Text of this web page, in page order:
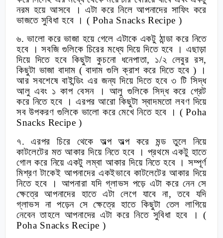
নরম হয়ে আসবে । এটা করে নিলে আপনাদের সাফিং করে
ভাজতে সুবিধা হবে । ( Poha Snacks Recipe )
৬. ভালো করে ভাজা হয়ে গেলে এটাকে একটু ঠান্ডা করে নিতে
হবে । সবজি গুলিকে চিরের মধ্যে দিয়ে দিতে হবে । এছাড়া
দিয়ে দিতে হবে কিছুটা কুচনো ধনেপাতা, ১/২ লেবুর রস,
কিছুটা ভাজা বাদাম ( বাদাম গুলি ক্রাশ করে দিতে হবে ) ।
আর সবশেষে বাইন্ডিং এর জন্য দিয়ে দিতে হবে ৩ টি সিদ্ধ
আলু এবং ১ কাপ বেসন । আলু গুলিকে সিদ্ধ করে গ্রেট
করে নিতে হবে । এরপর আরো কিছুটা স্বাদমতো লবণ দিয়ে
সব উপকরণ গুলিকে ভালো করে মেখে নিতে হবে । ( Poha
Snacks Recipe )
৭. এরপর চিরে থেকে অল্প অল্প করে মন্ড তুলে নিয়ে
কাটলেটের মত আকার দিয়ে নিতে হবে । প্রথমে একটু হাতে
গোল করে নিয়ে একটু লম্বা আকার দিয়ে নিতে হবে । সম্পূর্ণ
মিশ্রণ টাকেই আপনাদের একইভাবে কাটলেটের আকার দিয়ে
নিতে হবে । আপনারা যদি গ্লাভস পড়ে এটা করে নেন সে
ক্ষেত্রে আপনাদের হাতে এটা লেগে যাবে না, তবে যদি
গ্লাভস না পড়েন সে ক্ষেত্রে হাতে কিছুটা তেল লাগিয়ে
নেবেন তাহলে আপনাদের এটা করে নিতে সুবিধা হবে ।(
Poha Snacks Recipe )